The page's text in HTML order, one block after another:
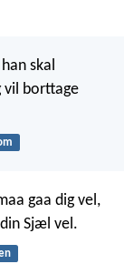
skal
vil borttage
gaa dig vel,
Sjæl vel.